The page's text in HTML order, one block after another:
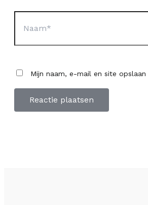
Mijn naam, e-mail en site